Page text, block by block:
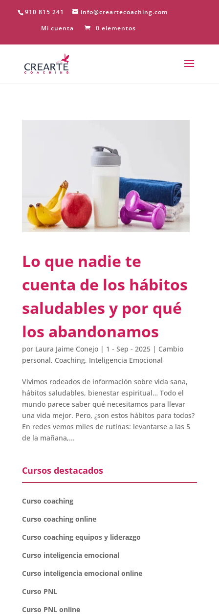
910 815 241
info@creartecoaching.com
Mi cuenta
0 elementos
Lo que nadie te
cuenta de los hábitos
saludables y por qué
los abandonamos
por Laura Jaime Conejo| 1 - Sep - 2025| Cambio
personal, Coaching, Inteligencia Emocional
Vivimos rodeados de información sobre vida sana,
hábitos saludables, bienestar espiritual… Todo el
mundo parece saber qué necesitamos para llevar
una vida mejor. Pero, ¿son estos hábitos para todos?
En redes vemos miles de rutinas: levantarse a las 5
de la mañana,...
Cursos destacados
Curso coaching
Curso coaching online
Curso coaching equipos y liderazgo
Curso inteligencia emocional
Curso inteligencia emocional online
Curso PNL
Curso PNL online